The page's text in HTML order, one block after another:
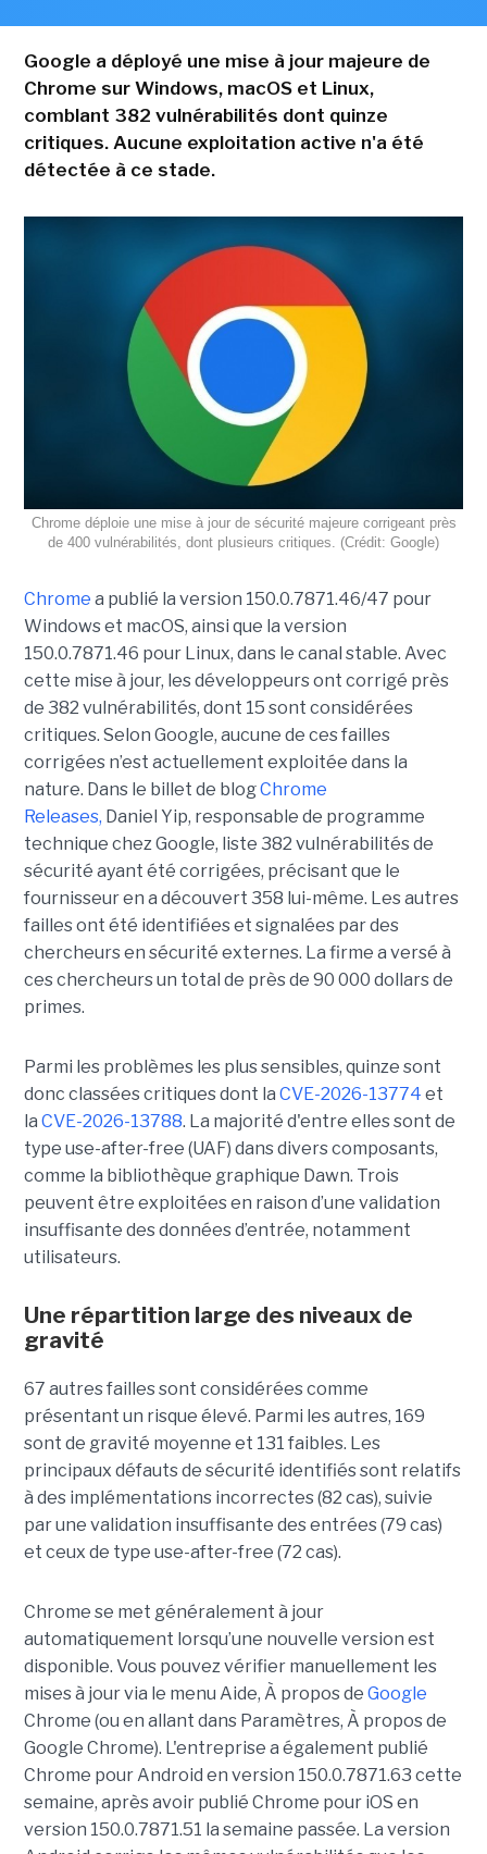
Google a déployé une mise à jour majeure de
Chrome sur Windows, macOS et Linux,
comblant 382 vulnérabilités dont quinze
critiques. Aucune exploitation active n'a été
détectée à ce stade.
Chrome déploie une mise à jour de sécurité majeure corrigeant près
de 400 vulnérabilités, dont plusieurs critiques. (Crédit: Google)
Chrome a publié la version 150.0.7871.46/47 pour
Windows et macOS, ainsi que la version
150.0.7871.46 pour Linux, dans le canal stable. Avec
cette mise à jour, les développeurs ont corrigé près
de 382 vulnérabilités, dont 15 sont considérées
critiques. Selon Google, aucune de ces failles
corrigées n’est actuellement exploitée dans la
nature. Dans le billet de blogChrome
Releases, Daniel Yip, responsable de programme
technique chez Google, liste 382 vulnérabilités de
sécurité ayant été corrigées, précisant que le
fournisseur en a découvert 358 lui-même. Les autres
failles ont été identifiées et signalées par des
chercheurs en sécurité externes. La firme a versé à
ces chercheurs un total de près de 90 000 dollars de
primes.
Parmi les problèmes les plus sensibles, quinze sont
donc classées critiques dont la CVE-2026-13774 et
la CVE-2026-13788. La majorité d'entre elles sont de
type use-after-free (UAF) dans divers composants,
comme la bibliothèque graphique Dawn. Trois
peuvent être exploitées en raison d’une validation
insuffisante des données d’entrée, notamment
utilisateurs.
Une répartition large des niveaux de
gravité
67 autres failles sont considérées comme
présentant un risque élevé. Parmi les autres, 169
sont de gravité moyenne et 131 faibles. Les
principaux défauts de sécurité identifiés sont relatifs
à des implémentations incorrectes (82 cas), suivie
par une validation insuffisante des entrées (79 cas)
et ceux de type use-after-free (72 cas).
Chrome se met généralement à jour
automatiquement lorsqu’une nouvelle version est
disponible. Vous pouvez vérifier manuellement les
mises à jour via le menu Aide, À propos de Google
Chrome (ou en allant dans Paramètres, À propos de
Google Chrome). L'entreprise a également publié
Chrome pour Android en version 150.0.7871.63 cette
semaine, après avoir publié Chrome pour iOS en
version 150.0.7871.51 la semaine passée. La version